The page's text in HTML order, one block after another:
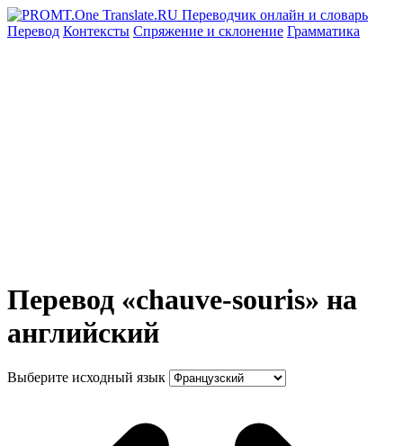
Перевод Контексты Спряжение и склонение Грамматика
Перевод «chauve-souris» на
английский
Выберите исходный язык